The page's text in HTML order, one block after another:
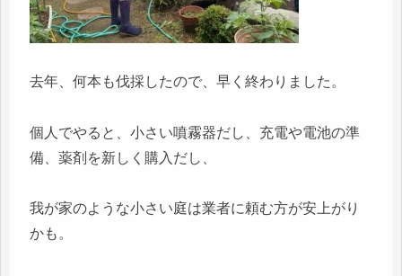
去年、何本も伐採したので、早く終わりました。
個人でやると、小さい噴霧器だし、充電や電池の準
備、薬剤を新しく購入だし、
我が家のような小さい庭は業者に頼む方が安上がり
かも。